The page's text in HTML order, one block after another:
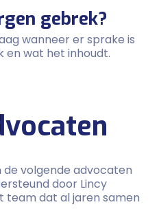
gebrek?
wanneer er sprake is
en wat het inhoudt.
de volgende advocaten
door Lincy
team dat al jaren samen